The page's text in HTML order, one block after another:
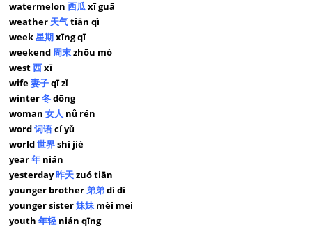
watermelon西瓜xī guā
weather 天气tiān qì
week星期xīng qī
weekend 周末zhōu mò
west西xī
wife妻子qī zǐ
winter冬dōng
woman女人 nǚ rén
word词语cí yǔ
world世界shì jiè
year年 nián
yesterday昨天zuó tiān
younger brother弟弟dì di
younger sister妹妹 mèi mei
youth年轻 nián qīng